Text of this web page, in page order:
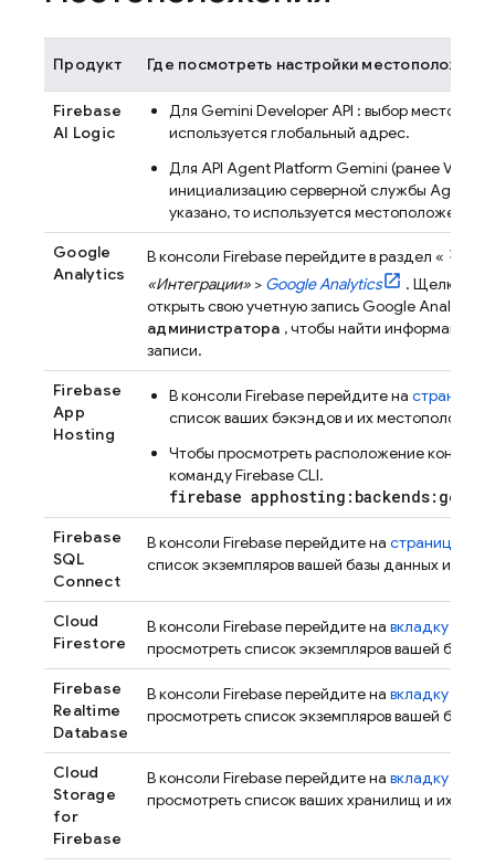
Продукт Где посмотреть настройки
Firebase
AI Logic
Для Gemini Developer API : выбор
используется глобальный адрес.
Для API Agent Platform Gemini (ранее Vertex
инициализацию серверной службы Agent
указано, то используется местоположение
Google
Analytics
В консоли Firebaseперейдите в раздел « settings
«Интеграции» > Google Analytics
. Щелкните
открыть свою учетную записьGoogle Analytics
администратора , чтобы найти информацию
записи.
Firebase
App
Hosting
В консоли Firebaseперейдите на страницу
список ваших бэкэндов и их
Чтобы просмотреть расположение
командуFirebaseCLI.
firebase apphosting:backends:get
Firebase
SQL
Connect
В консоли Firebaseперейдите на страницу
список экземпляров вашей базы данных и их
Cloud
Firestore
В консоли Firebaseперейдите на вкладку «
просмотреть список экземпляров вашей базы
Firebase
Realtime
Database
В консоли Firebaseперейдите на вкладку
просмотреть список экземпляров вашей базы
Cloud
Storage
for
Firebase
В консоли Firebaseперейдите на вкладку «
просмотреть список ваших хранилищ и их